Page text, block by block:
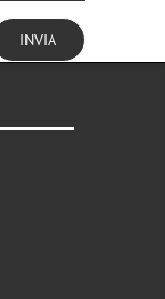
INVIA